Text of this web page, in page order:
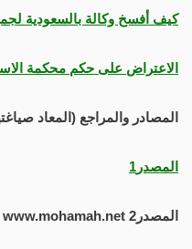
كيف أفسخ وكالة بالسعودية
الاعتراض على حكم محكمة
المصادر والمراجع (المعاد
المصدر1
المصدر2 www.mohamah.net